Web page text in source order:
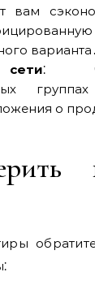
вам
варианта․
⁚
о